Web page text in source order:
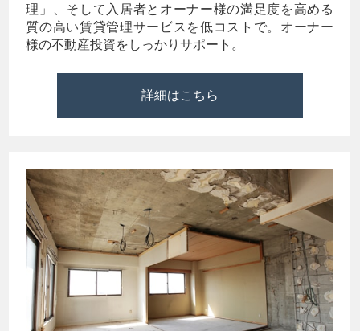
理」、そして入居者とオーナー様の満足度を高める
質の高い賃貸管理サービスを低コストで。オーナー
様の不動産投資をしっかりサポート。
詳細はこちら